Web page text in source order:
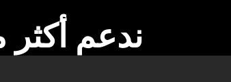
ندعم أكثر من 100